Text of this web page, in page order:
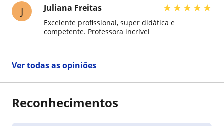
J Juliana Freitas ★★★★★
Excelente profissional, super didática e
competente. Professora incrível
Ver todas as opiniões
Reconhecimentos